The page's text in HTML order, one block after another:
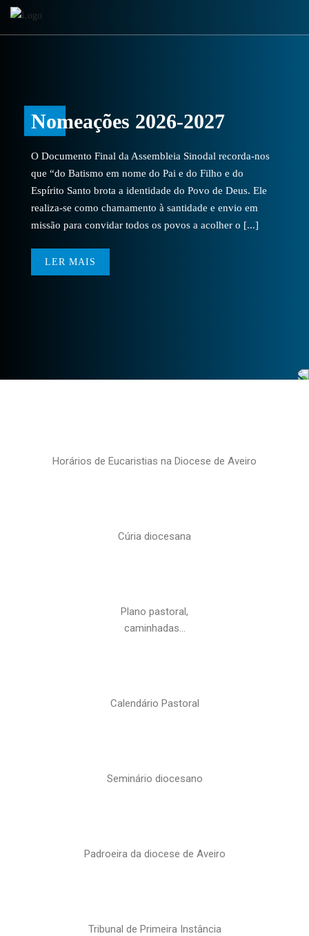
Nomeações 2026-2027
O Documento Final da Assembleia Sinodal recorda-nos
que “do Batismo em nome do Pai e do Filho e do
Espírito Santo brota a identidade do Povo de Deus. Ele
realiza-se como chamamento à santidade e envio em
missão para convidar todos os povos a acolher o [...]
LER MAIS
Horários de Eucaristias na Diocese de Aveiro
Cúria diocesana
Plano pastoral,
caminhadas…
Calendário Pastoral
Seminário diocesano
Padroeira da diocese de Aveiro
Tribunal de Primeira Instância